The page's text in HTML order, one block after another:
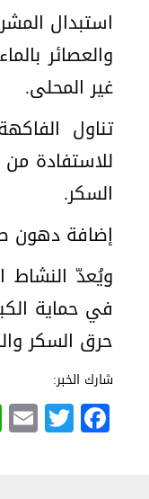
استبدال
والعصائر
غير المحلى.
تناول
للاستفادة
السكر.
إضافة دهون
ويُعدّ النشاط
في حماية
حرق السكر
شارك الخبر: